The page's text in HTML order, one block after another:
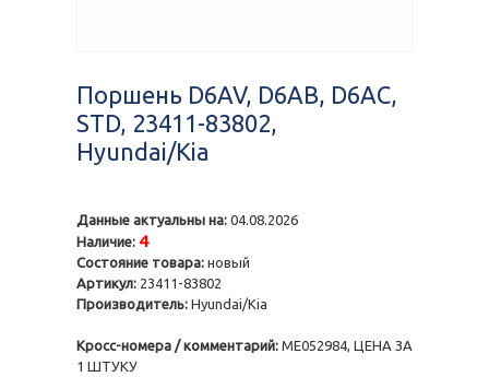
Поршень D6AV, D6AB, D6AC,
STD, 23411-83802,
Hyundai/Kia
Данные актуальны на: 04.08.2026
Наличие: 4
Состояние товара: новый
Артикул: 23411-83802
Производитель: Hyundai/Kia
Кросс-номера / комментарий: ME052984, ЦЕНА ЗА
1 ШТУКУ